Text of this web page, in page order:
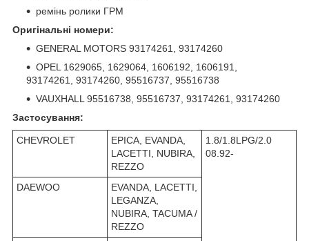
ремінь ролики ГРМ
Оригінальні номери:
GENERAL MOTORS 93174261, 93174260
OPEL 1629065, 1629064, 1606192, 1606191,
93174261, 93174260, 95516737, 95516738
VAUXHALL 95516738, 95516737, 93174261, 93174260
Застосування:
CHEVROLET
EPICA, EVANDA,
LACETTI, NUBIRA,
REZZO
1.8/1.8LPG/2.0
08.92-
DAEWOO
EVANDA, LACETTI,
LEGANZA,
NUBIRA, TACUMA /
REZZO